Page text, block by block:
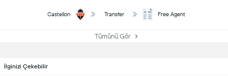
Castellon Transfer Free Agent
Tümünü Gör
İlginizi Çekebilir